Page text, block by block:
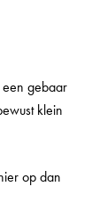
gebaar
klein
op dan